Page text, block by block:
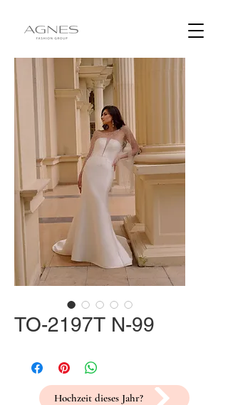
TO-2197T N-99
Hochzeit dieses Jahr?